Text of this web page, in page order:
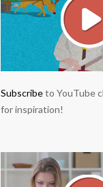
Subscribeto YouTube
for inspiration!